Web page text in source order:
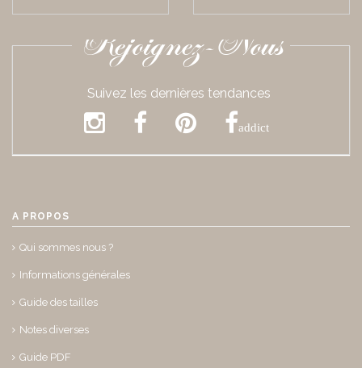
Rejoignez-Nous
Suivez les dernières tendances
addict
A PROPOS
Qui sommes nous ?
Informations générales
Guide des tailles
Notes diverses
Guide PDF